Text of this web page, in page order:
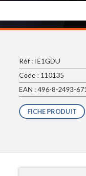
Réf : IE1GDU
Code : 110135
EAN : 496-8-2493-
FICHE PRODUIT